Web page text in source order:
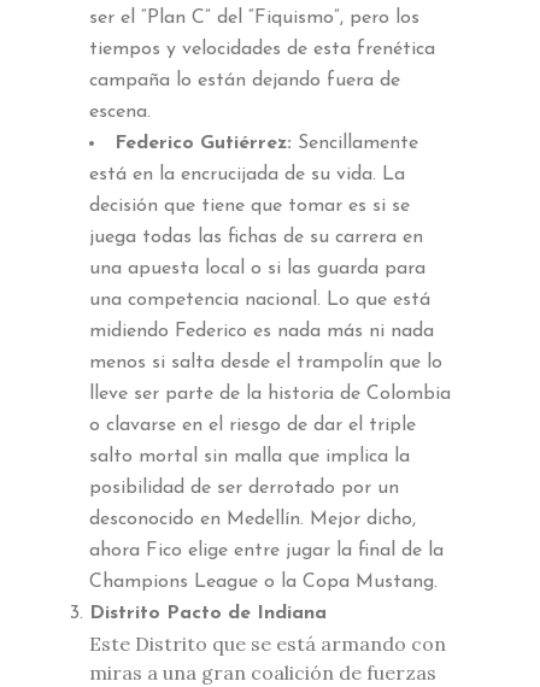
ser el “Plan C” del “Fiquismo”, pero los
tiempos y velocidades de esta frenética
campaña lo están dejando fuera de
escena.
Federico Gutiérrez: Sencillamente
está en la encrucijada de su vida. La
decisión que tiene que tomar es si se
juega todas las fichas de su carrera en
una apuesta local o si las guarda para
una competencia nacional. Lo que está
midiendo Federico es nada más ni nada
menos si salta desde el trampolín que lo
lleve ser parte de la historia de Colombia
o clavarse en el riesgo de dar el triple
salto mortal sin malla que implica la
posibilidad de ser derrotado por un
desconocido en Medellín. Mejor dicho,
ahora Fico elige entre jugar la final de la
Champions League o la Copa Mustang.
Distrito Pacto de Indiana
Este Distrito que se está armando con
miras a una gran coalición de fuerzas